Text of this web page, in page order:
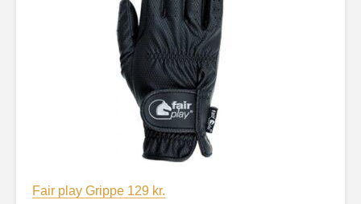
Fair play Grippe 129 kr.